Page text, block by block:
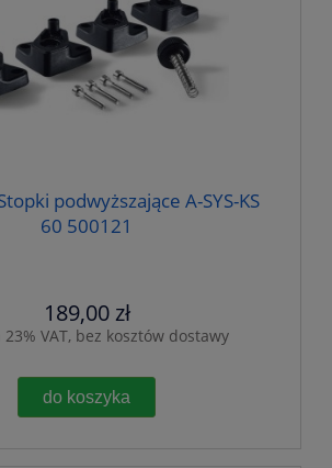
podwyższające A-SYS-KS
60 500121
189,00 zł
VAT, bez kosztów dostawy
do koszyka